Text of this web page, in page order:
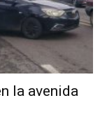
la avenida